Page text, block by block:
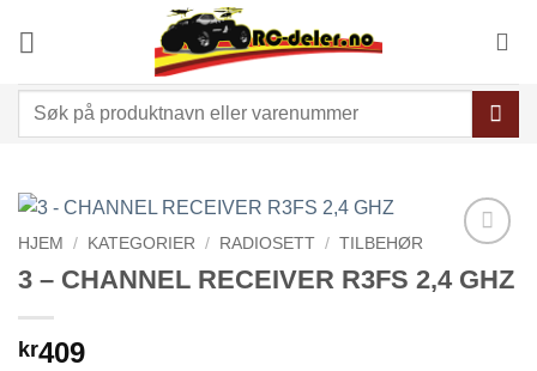
Søk
Legg til
ønskeliste
HJEM / KATEGORIER / RADIOSETT / TILBEHØR
3 – CHANNEL RECEIVER R3FS 2,4 GHZ
kr409